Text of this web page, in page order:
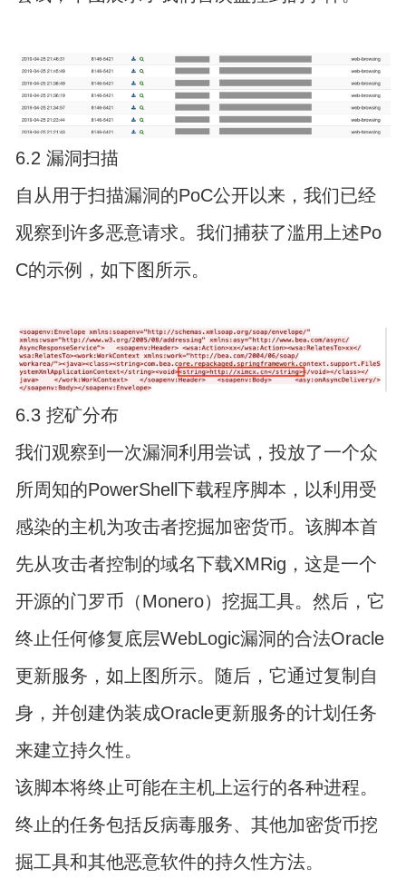
6.2 漏洞扫描
自从用于扫描漏洞的PoC公开以来，我们已经
观察到许多恶意请求。我们捕获了滥用上述Po
C的示例，如下图所示。
6.3 挖矿分布
我们观察到一次漏洞利用尝试，投放了一个众
所周知的PowerShell下载程序脚本，以利用受
感染的主机为攻击者挖掘加密货币。该脚本首
先从攻击者控制的域名下载XMRig，这是一个
开源的门罗币（Monero）挖掘工具。然后，它
终止任何修复底层WebLogic漏洞的合法Oracle
更新服务，如上图所示。随后，它通过复制自
身，并创建伪装成Oracle更新服务的计划任务
来建立持久性。
该脚本将终止可能在主机上运行的各种进程。
终止的任务包括反病毒服务、其他加密货币挖
掘工具和其他恶意软件的持久性方法。